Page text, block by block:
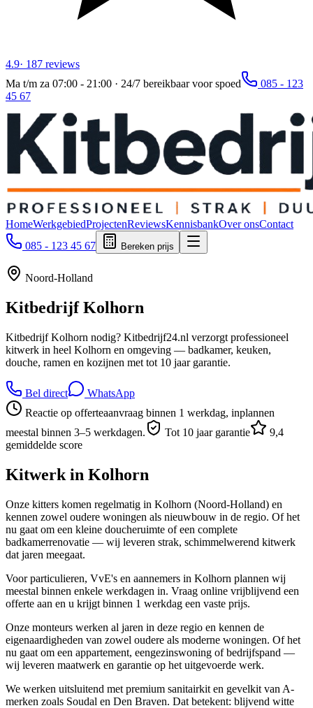
4.9· 187 reviews
Ma t/m za 07:00 - 21:00 · 24/7 bereikbaar voor spoed
085 - 123
45 67
HomeWerkgebiedProjectenReviewsKennisbankOver onsContact
085 - 123 45 67
Bereken prijs
Noord-Holland
KitbedrijfKolhorn
Kitbedrijf Kolhorn nodig? Kitbedrijf24.nl verzorgt professioneel
kitwerk in heel Kolhorn en omgeving — badkamer, keuken,
douche, ramen en kozijnen met tot 10 jaar garantie.
Bel direct
WhatsApp
Reactie op offerteaanvraag binnen 1 werkdag, inplannen
meestal binnen 3–5 werkdagen.
Tot 10 jaar garantie
9,4
gemiddelde score
Kitwerk in Kolhorn
Onze kitters komen regelmatig in Kolhorn (Noord-Holland) en
kennen zowel oudere woningen als nieuwbouw in de regio. Of het
nu gaat om een kleine doucheruimte of een complete
badkamerrenovatie — wij leveren strak, schimmelwerend kitwerk
dat jaren meegaat.
Voor particulieren, VvE's en aannemers in Kolhorn plannen wij
meestal binnen enkele werkdagen in. Vraag online vrijblijvend een
offerte aan en u krijgt binnen 1 werkdag een vaste prijs.
Onze monteurs werken al jaren in deze regio en kennen de
eigenaardigheden van zowel oudere als moderne woningen. Of het
nu gaat om een appartement, eengezinswoning of bedrijfspand —
wij leveren maatwerk en garantie op het uitgevoerde werk.
We werken uitsluitend met premium sanitairkit en gevelkit van A-
merken zoals Soudal en Den Braven. Dat betekent: blijvend witte